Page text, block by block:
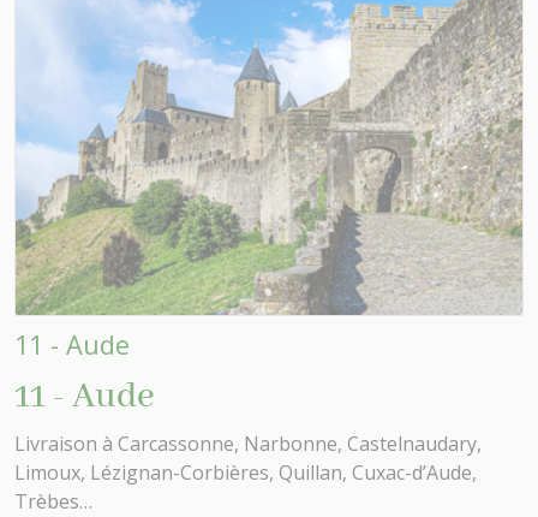
11 - Aude
11 - Aude
Livraison à Carcassonne, Narbonne, Castelnaudary,
Limoux, Lézignan-Corbières, Quillan, Cuxac-d’Aude,
Trèbes…